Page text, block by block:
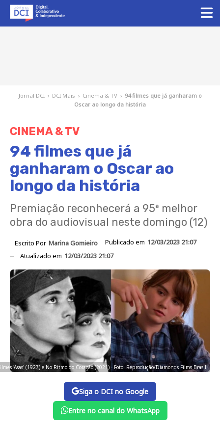
Jornal DCI › DCI Mais › Cinema & TV › 94 filmes que já ganharam o
Oscar ao longo da história
CINEMA & TV
94 filmes que já
ganharam o Oscar ao
longo da história
Premiação reconhecerá a 95ª melhor
obra do audiovisual neste domingo (12)
Escrito Por Marina Gomieiro Publicado em 12/03/2023 21:07
Atualizado em 12/03/2023 21:07
'Asas' (1927) e No Ritmo do Coração (2021) - Foto: Reprodução/Diamonds Films Brasil
Siga o DCI no Google
Entre no canal do WhatsApp